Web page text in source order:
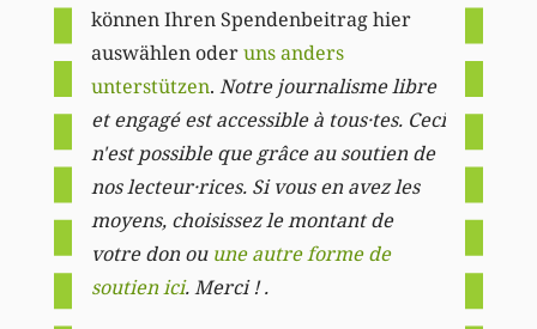
können Ihren Spendenbeitrag hier
auswählen oderuns anders
unterstützen. Notre journalisme libre
et engagé est accessible à tous·tes. Ceci
n'est possible que grâce au soutien de
nos lecteur·rices. Si vous en avez les
moyens, choisissez le montant de
votre don ou une autre forme de
soutien ici. Merci ! .